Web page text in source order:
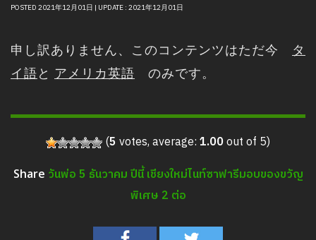
POSTED 2021年12月01日 | UPDATE : 2021年12月01日
申し訳ありません、このコンテンツはただ今 タ
イ語と アメリカ英語 のみです。
(5 votes, average:1.00out of 5)
Share วันพ่อ 5 ธันวาคม ปีนี้ เชียงใหม่ไนท์ซาฟารีมอบของขวัญ
พิเศษ 2 ต่อ